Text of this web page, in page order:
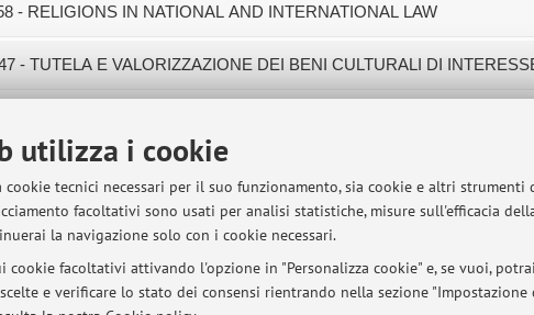
utilizza i cookie
tecnici necessari per il suo funzionamento, sia cookie e altri
facoltativi sono usati per analisi statistiche, misure sull'efficacia
la navigazione solo con i cookie necessari.
cookie facoltativi attivando l'opzione in "Personalizza cookie" e, se vuoi,
e verificare lo stato dei consensi rientrando nella sezione "Impostazione
- RELIGIONS IN NATIONAL AND INTERNATIONAL LAW
- TUTELA E VALORIZZAZIONE DEI BENI CULTURALI DI
- ALMA MATER STUDIORUM - Università di Bologna - Via Zamboni, 33 - 40126 Bologna